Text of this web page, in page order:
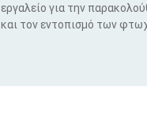
εργαλείο για την
και τον εντοπισμό των